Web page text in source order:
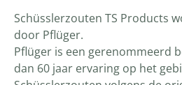
Schüsslerzouten TS Products
door Pflüger.
Pflüger is een gerenommeerd
dan 60 jaar ervaring op het